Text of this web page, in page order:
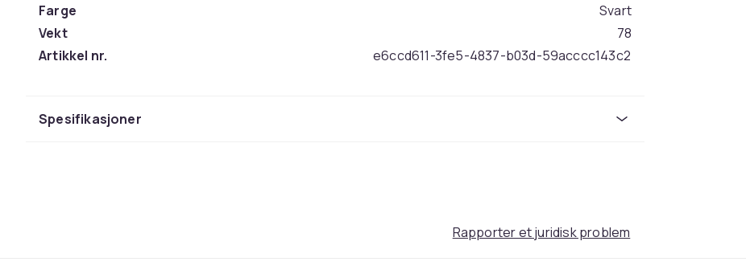
Farge
Svart
Vekt
78
Artikkel nr.
e6ccd611-3fe5-4837-b03d-59acccc143c2
Spesifikasjoner
Rapporter et juridisk problem